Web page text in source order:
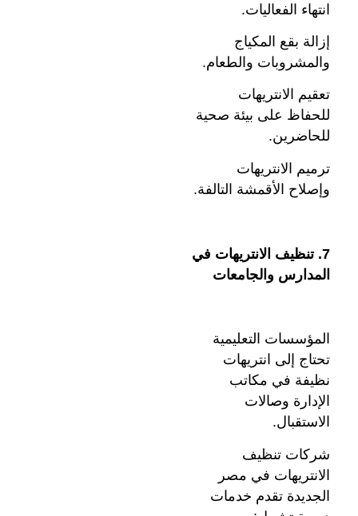
انتهاء الفعاليات.
إزالة بقع المكياج
والمشروبات والطعام.
تعقيم الانتريهات
للحفاظ على بيئة صحية
للحاضرين.
ترميم الانتريهات
وإصلاح الأقمشة التالفة.
7. تنظيف الانتريهات في
المدارس والجامعات
المؤسسات التعليمية
تحتاج إلى انتريهات
نظيفة في مكاتب
الإدارة وصالات
الاستقبال.
شركات تنظيف
الانتريهات في مصر
الجديدة تقدم خدمات